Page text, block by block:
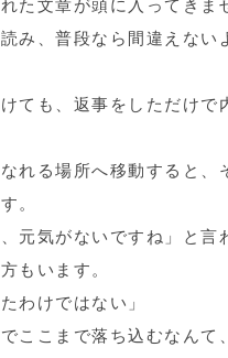
た文章が頭に入ってきま
み、普段なら間違えない
ても、返事をしただけで
れる場所へ移動すると、
。
元気がないですね」と言
もいます。
わけではない」
でここまで落ち込むなんて